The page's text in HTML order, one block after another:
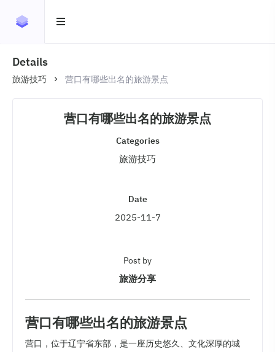
Details
旅游技巧 营口有哪些出名的旅游景点
营口有哪些出名的旅游景点
Categories
旅游技巧
Date
2025-11-7
Post by
旅游分享
营口有哪些出名的旅游景点
营口，位于辽宁省东部，是一座历史悠久、文化深厚的城